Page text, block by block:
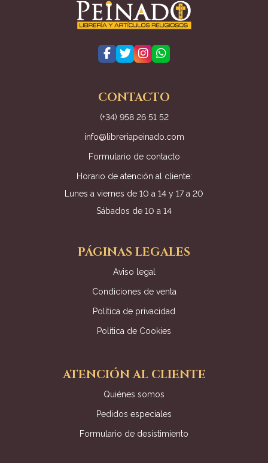
CONTACTO
(+34) 958 26 51 52
info@libreriapeinado.com
Formulario de contacto
Horario de atención al cliente:
Lunes a viernes de 10 a 14 y 17 a 20
Sábados de 10 a 14
PÁGINAS LEGALES
Aviso legal
Condiciones de venta
Política de privacidad
Política de Cookies
ATENCIÓN AL CLIENTE
Quiénes somos
Pedidos especiales
Formulario de desistimiento